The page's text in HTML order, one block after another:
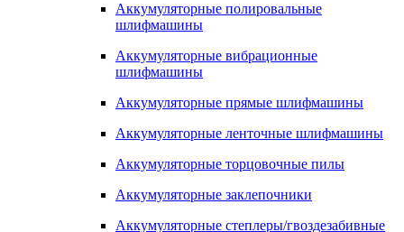
Аккумуляторные полировальные
шлифмашины
Аккумуляторные вибрационные
шлифмашины
Аккумуляторные прямые шлифмашины
Аккумуляторные ленточные шлифмашины
Аккумуляторные торцовочные пилы
Аккумуляторные заклепочники
Аккумуляторные степлеры/гвоздезабивные